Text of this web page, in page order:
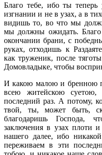
Благо тебе, ибо ты
изгнании и не в узах, а в
видишь то, во что мы
мы должны ожидать.
окончании брани, с
руках, отходишь к
как труженик, после
Домовладыке, чтобы
И какою малою и бренною
всею житейскою
последний раз. А потому,
твой, ты, может быть,
благодаришь Господа,
заключения в узах плоти
нашего далее, ибо
переживаем в эти